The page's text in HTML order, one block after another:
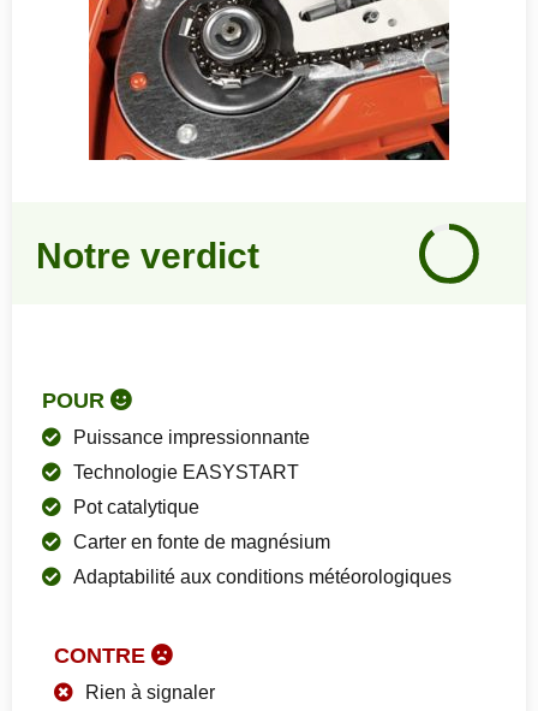
Notre verdict
avis
90%
POUR
Puissance impressionnante
Technologie EASYSTART
Pot catalytique
Carter en fonte de magnésium
Adaptabilité aux conditions météorologiques
CONTRE
Rien à signaler